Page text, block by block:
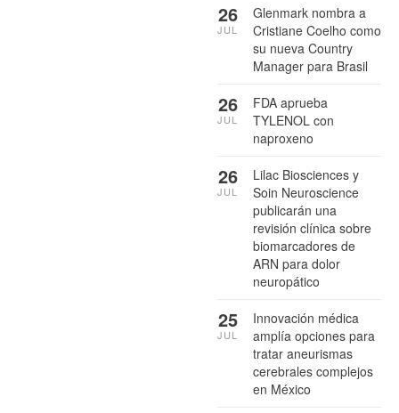
Glenmark nombra a
Cristiane Coelho como
su nueva Country
Manager para Brasil
26
JUL
FDA aprueba
TYLENOL con
naproxeno
26
JUL
Lilac Biosciences y
Soin Neuroscience
publicarán una
revisión clínica sobre
biomarcadores de
ARN para dolor
neuropático
26
JUL
Innovación médica
amplía opciones para
tratar aneurismas
cerebrales complejos
en México
25
JUL